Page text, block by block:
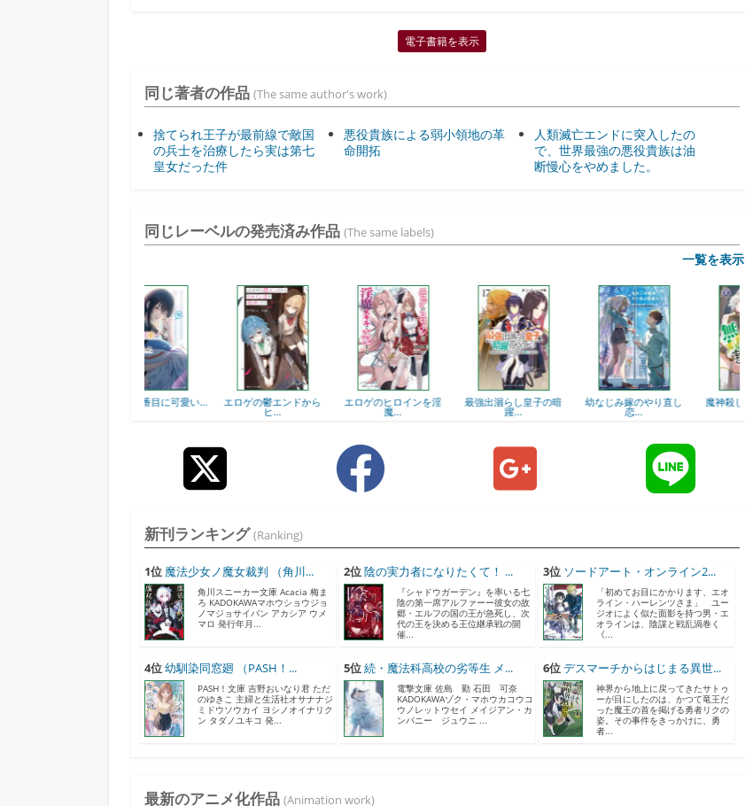
電子書籍を表示
同じ著者の作品 (The same author's work)
捨てられ王子が最前線で敵国
の兵士を治療したら実は第七
皇女だった件
悪役貴族による弱小領地の革
命開拓
人類滅亡エンドに突入したの
で、世界最強の悪役貴族は油
断慢心をやめました。
同じレーベルの発売済み作品 (The same labels)
一覧を表示
エロゲの鬱エンドから エロゲのヒロインを淫
魔...
最強出涸らし皇子の暗
躍...
幼なじみ嫁のやり直し
恋...
魔神殺しの帰還勇者、
現...
新刊ランキング (Ranking)
1位 魔法少女ノ魔女裁判 （角川...
角川スニーカー文庫 Acacia 梅ま
ろ KADOKAWAマホウショウジョ
ノマジョサイバン アカシア ウメ
マロ 発行年月...
2位 陰の実力者になりたくて！ ...
『シャドウガーデン』を率いる七
陰の第一席アルファーー彼女の故
郷・エルフの国の王が急死し、次
代の王を決める王位継承戦の開
催...
3位 ソードアート・オンライン2...
「初めてお目にかかります、エオ
ライン・ハーレンツさま」 ユー
ジオによく似た面影を持つ男・エ
オラインは、陰謀と戦乱渦巻く
《...
4位 幼馴染同窓廻 （PASH！...
PASH！文庫 吉野おいなり君 ただ
のゆきこ 主婦と生活社オサナナジ
ミドウソウカイ ヨシノオイナリク
ン タダノユキコ 発...
5位 続・魔法科高校の劣等生 メ...
電撃文庫 佐島 勤 石田 可奈
KADOKAWAゾク・マホウカコウコ
ウノレットウセイ メイジアン・カ
ンパニー ジュウニ ...
6位 デスマーチからはじまる異世...
神界から地上に戻ってきたサトゥ
ーが目にしたのは、かつて竜王だ
った魔王の首を掲げる勇者リクの
姿。その事件をきっかけに、勇
者...
最新のアニメ化作品 (Animation work)